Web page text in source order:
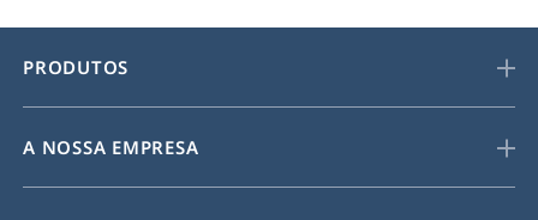
PRODUTOS
A NOSSA EMPRESA